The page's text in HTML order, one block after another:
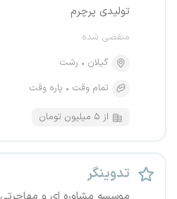
تولیدی پرچرم
منقضی شده
گیلان
رشت
تمام وقت
پاره وقت
از ۵ میلیون تومان
تدوینگر